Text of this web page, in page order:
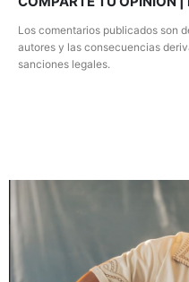
Los comentarios publicados son
autores y las consecuencias
sanciones legales.